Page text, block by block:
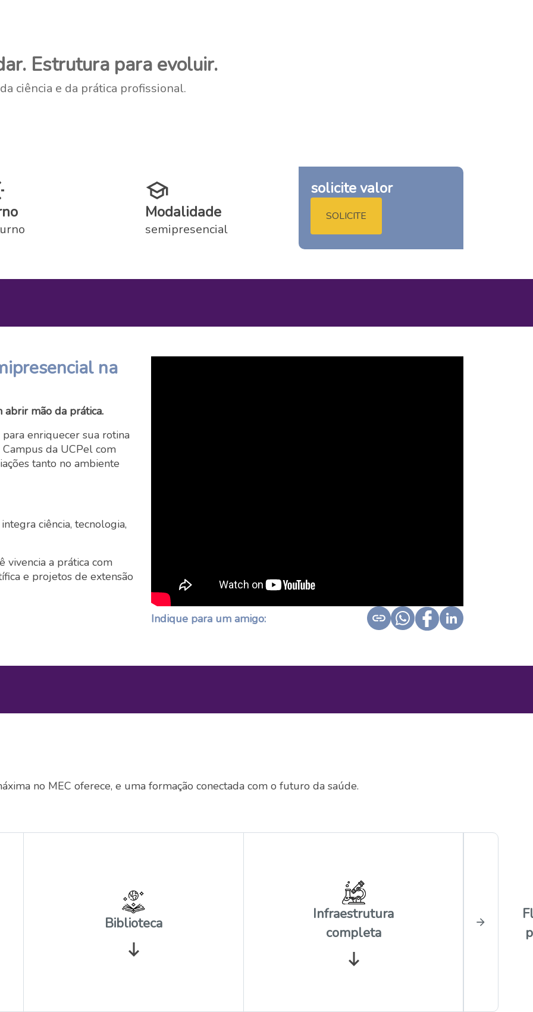
Estrutura para evoluir.
ciência e da prática profissional.
Modalidade
semipresencial
solicite valor
SOLICITE
na
mão da prática.
enriquecer sua rotina
da UCPel com
tanto no ambiente
ciência, tecnologia,
vivencia a prática com
e projetos de extensão
Indique para um amigo:
no MEC oferece, e uma formação conectada com o futuro da saúde.
Biblioteca
Infraestrutura
completa